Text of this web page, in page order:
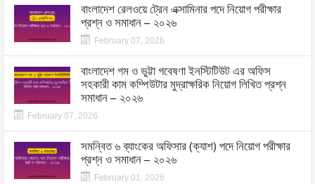
বাংলাদেশ রেলওয়ে ট্রেন এক্সামিনার পদে নিয়োগ পরীক্ষার
প্রশ্ন ও সমাধান – ২০২৬
February 07, 2026
বাংলাদেশ গম ও ভুট্টা গবেষণা ইনস্টিটিউট এর অফিস
সহকারী কাম কম্পিউটার মুদ্রাক্ষরিক নিয়োগ লিখিত প্রশ্ন
সমাধান – ২০২৬
February 07, 2026
সমন্বিত ৬ ব্যাংকের অফিসার (ক্যাশ) পদে নিয়োগ পরীক্ষার
প্রশ্ন ও সমাধান – ২০২৬
February 01, 2026